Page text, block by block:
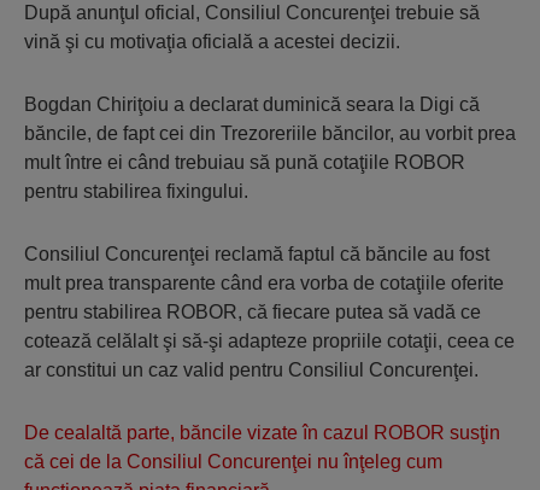
După anunţul oficial, Consiliul Concurenţei trebuie să
vină şi cu motivaţia oficială a acestei decizii.
Bogdan Chiriţoiu a declarat duminică seara la Digi că
băncile, de fapt cei din Trezoreriile băncilor, au vorbit prea
mult între ei când trebuiau să pună cotaţiile ROBOR
pentru stabilirea fixingului.
Consiliul Concurenţei reclamă faptul că băncile au fost
mult prea transparente când era vorba de cotaţiile oferite
pentru stabilirea ROBOR, că fiecare putea să vadă ce
cotează celălalt şi să-şi adapteze propriile cotaţii, ceea ce
ar constitui un caz valid pentru Consiliul Concurenţei.
De cealaltă parte, băncile vizate în cazul ROBOR susţin
că cei de la Consiliul Concurenţei nu înţeleg cum